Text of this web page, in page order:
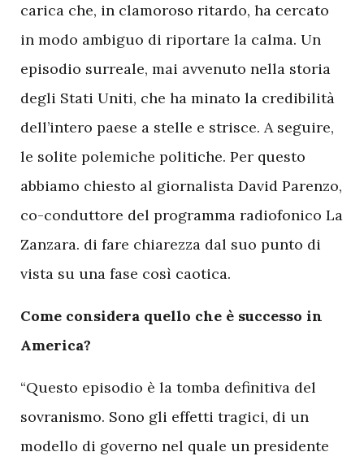
carica che, in clamoroso ritardo, ha cercato
in modo ambiguo di riportare la calma. Un
episodio surreale, mai avvenuto nella storia
degli Stati Uniti, che ha minato la credibilità
dell’intero paese a stelle e strisce. A seguire,
le solite polemiche politiche. Per questo
abbiamo chiesto al giornalista David Parenzo,
co-conduttore del programma radiofonico La
Zanzara. di fare chiarezza dal suo punto di
vista su una fase così caotica.
Come considera quello che è successo in
America?
“Questo episodio è la tomba definitiva del
sovranismo. Sono gli effetti tragici, di un
modello di governo nel quale un presidente